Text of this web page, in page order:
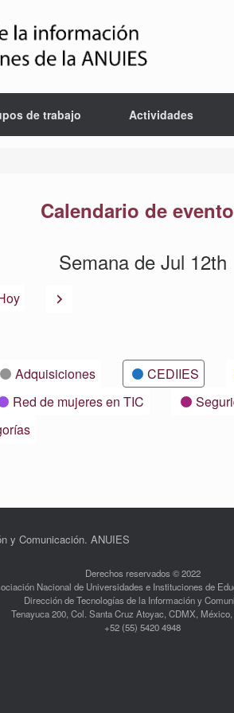
de trabajo Actividades
Calendario de
Semana de Jul 12th
Siguiente
Adquisiciones CEDIIES
Red de mujeres en TIC
y Comunicación. ANUIES
Derechos reservados © 2022
Nacional de Universidades e Instituciones de
Dirección de Tecnologías de la Información y
Tenayuca 200, Col. Santa Cruz Atoyac, CDMX,
+52 (55) 5420 4948